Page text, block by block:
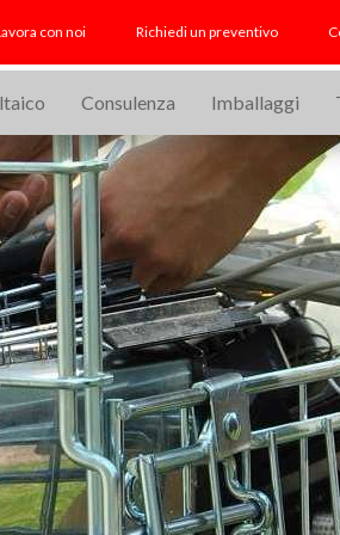
con noi Richiedi un preventivo
Consulenza Imballaggi